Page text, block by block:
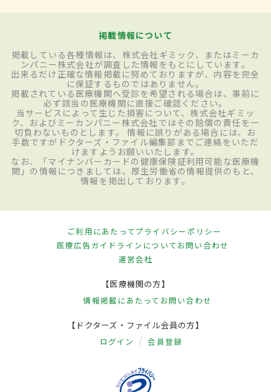
掲載情報について
掲載している各種情報は、株式会社ギミック、またはミーカ
ンパニー株式会社が調査した情報をもとにしています。
出来るだけ正確な情報掲載に努めておりますが、内容を完全
に保証するものではありません。
掲載されている医療機関へ受診を希望される場合は、事前に
必ず該当の医療機関に直接ご確認ください。
当サービスによって生じた損害について、株式会社ギミッ
ク、およびミーカンパニー株式会社ではその賠償の責任を一
切負わないものとします。 情報に誤りがある場合には、お
手数ですがドクターズ・ファイル編集部までご連絡をいただ
けますようお願いいたします。
なお、「マイナンバーカードの健康保険証利用可能な医療機
関」の情報につきましては、厚生労働省の情報提供のもと、
情報を掲出しております。
ご利用にあたってプライバシーポリシー
医療広告ガイドラインについてお問い合わせ
運営会社
【医療機関の方】
情報掲載にあたって お問い合わせ
【ドクターズ・ファイル会員の方】
ログイン 会員登録